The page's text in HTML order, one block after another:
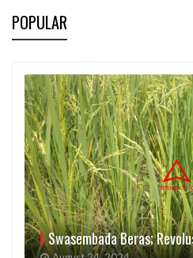
POPULAR
Swasembada Beras;